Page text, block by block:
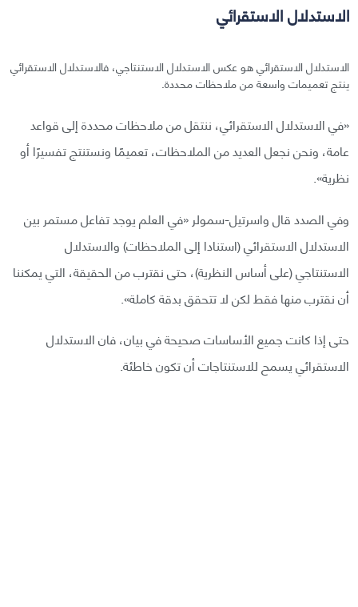
الاستدلال الاستقرائي
الاستدلال الاستقرائي هو عكس الاستدلال الاستنتاجي، فالاستدلال الاستقرائي
ينتج تعميمات واسعة من ملاحظات محددة.
«في الاستدلال الاستقرائي، ننتقل من ملاحظات محددة إلى قواعد
عامة، ونحن نجعل العديد من الملاحظات، تعميمًا ونستنتج تفسيرًا أو
نظرية».
وفي الصدد قال واسرتيل-سمولر «في العلم يوجد تفاعل مستمر بين
الاستدلال الاستقرائي (استنادا إلى الملاحظات) والاستدلال
الاستنتاجي (على أساس النظرية)، حتى نقترب من الحقيقة، التي يمكننا
أن نقترب منها فقط لكن لا تتحقق بدقة كاملة».
حتى إذا كانت جميع الأساسات صحيحة في بيان، فان الاستدلال
الاستقرائي يسمح للاستنتاجات أن تكون خاطئة.